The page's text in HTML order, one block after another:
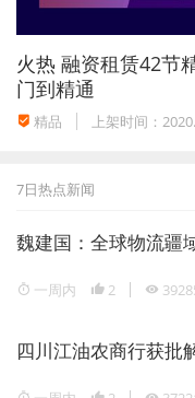
道有限，又被迫被
金紧张和经营困难。
伴随金融意识逐步
应收账款保理、应
存在天然缺陷，这
而且加剧了中小微
火热 融资租赁42节
门到精通
精品 上架时间：
7日热点新闻
魏建国：全球物流疆
一周内 2